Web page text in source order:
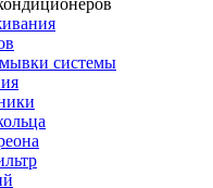
системы